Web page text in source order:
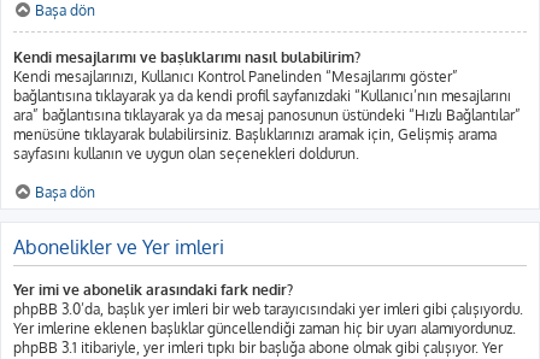
Başa dön
Kendi mesajlarımı ve başlıklarımı nasıl bulabilirim?
Kendi mesajlarınızı, Kullanıcı Kontrol Panelinden “Mesajlarımı göster”
bağlantısına tıklayarak ya da kendi profil sayfanızdaki “Kullanıcı’nın mesajlarını
ara” bağlantısına tıklayarak ya da mesaj panosunun üstündeki “Hızlı Bağlantılar”
menüsüne tıklayarak bulabilirsiniz. Başlıklarınızı aramak için, Gelişmiş arama
sayfasını kullanın ve uygun olan seçenekleri doldurun.
Başa dön
Abonelikler ve Yer imleri
Yer imi ve abonelik arasındaki fark nedir?
phpBB 3.0’da, başlık yer imleri bir web tarayıcısındaki yer imleri gibi çalışıyordu.
Yer imlerine eklenen başlıklar güncellendiği zaman hiç bir uyarı alamıyordunuz.
phpBB 3.1 itibariyle, yer imleri tıpkı bir başlığa abone olmak gibi çalışıyor. Yer